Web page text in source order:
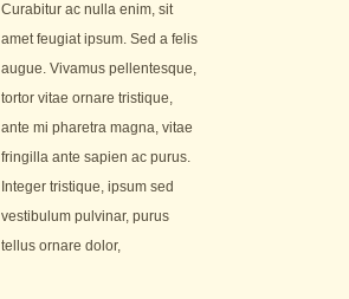
Curabitur ac nulla enim, sit
amet feugiat ipsum. Sed a felis
augue. Vivamus pellentesque,
tortor vitae ornare tristique,
ante mi pharetra magna, vitae
fringilla ante sapien ac purus.
Integer tristique, ipsum sed
vestibulum pulvinar, purus
tellus ornare dolor,